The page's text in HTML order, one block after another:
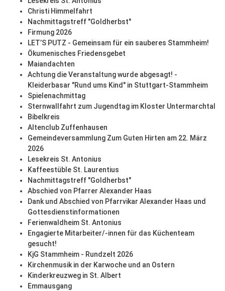
Christi Himmelfahrt
Nachmittagstreff "Goldherbst"
Firmung 2026
LET’S PUTZ - Gemeinsam für ein sauberes Stammheim!
Ökumenisches Friedensgebet
Maiandachten
Achtung die Veranstaltung wurde abgesagt! -
Kleiderbasar "Rund ums Kind" in Stuttgart-Stammheim
Spielenachmittag
Sternwallfahrt zum Jugendtag im Kloster Untermarchtal
Bibelkreis
Altenclub Zuffenhausen
Gemeindeversammlung Zum Guten Hirten am 22. März
2026
Lesekreis St. Antonius
Kaffeestüble St. Laurentius
Nachmittagstreff "Goldherbst"
Abschied von Pfarrer Alexander Haas
Dank und Abschied von Pfarrvikar Alexander Haas und
Gottesdienstinformationen
Ferienwaldheim St. Antonius
Engagierte Mitarbeiter/-innen für das Küchenteam
gesucht!
KjG Stammheim - Rundzelt 2026
Kirchenmusik in der Karwoche und an Ostern
Kinderkreuzweg in St. Albert
Emmausgang